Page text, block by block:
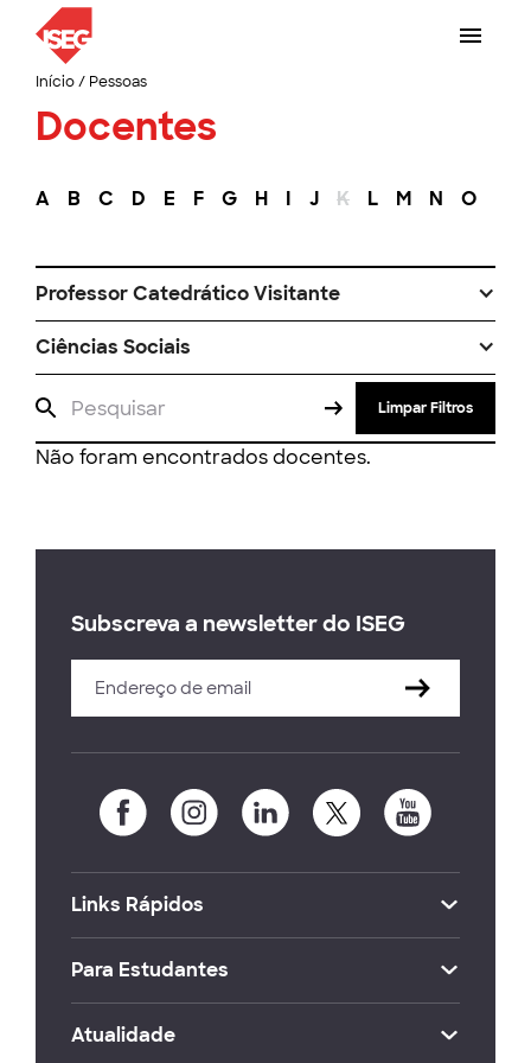
Início/ Pessoas
Docentes
A B C D E F G H I J K L M N O
Professor Catedrático Visitante
Ciências Sociais
Limpar Filtros
Não foram encontrados docentes.
Subscreva a newsletter do ISEG
Links Rápidos
Para Estudantes
Atualidade